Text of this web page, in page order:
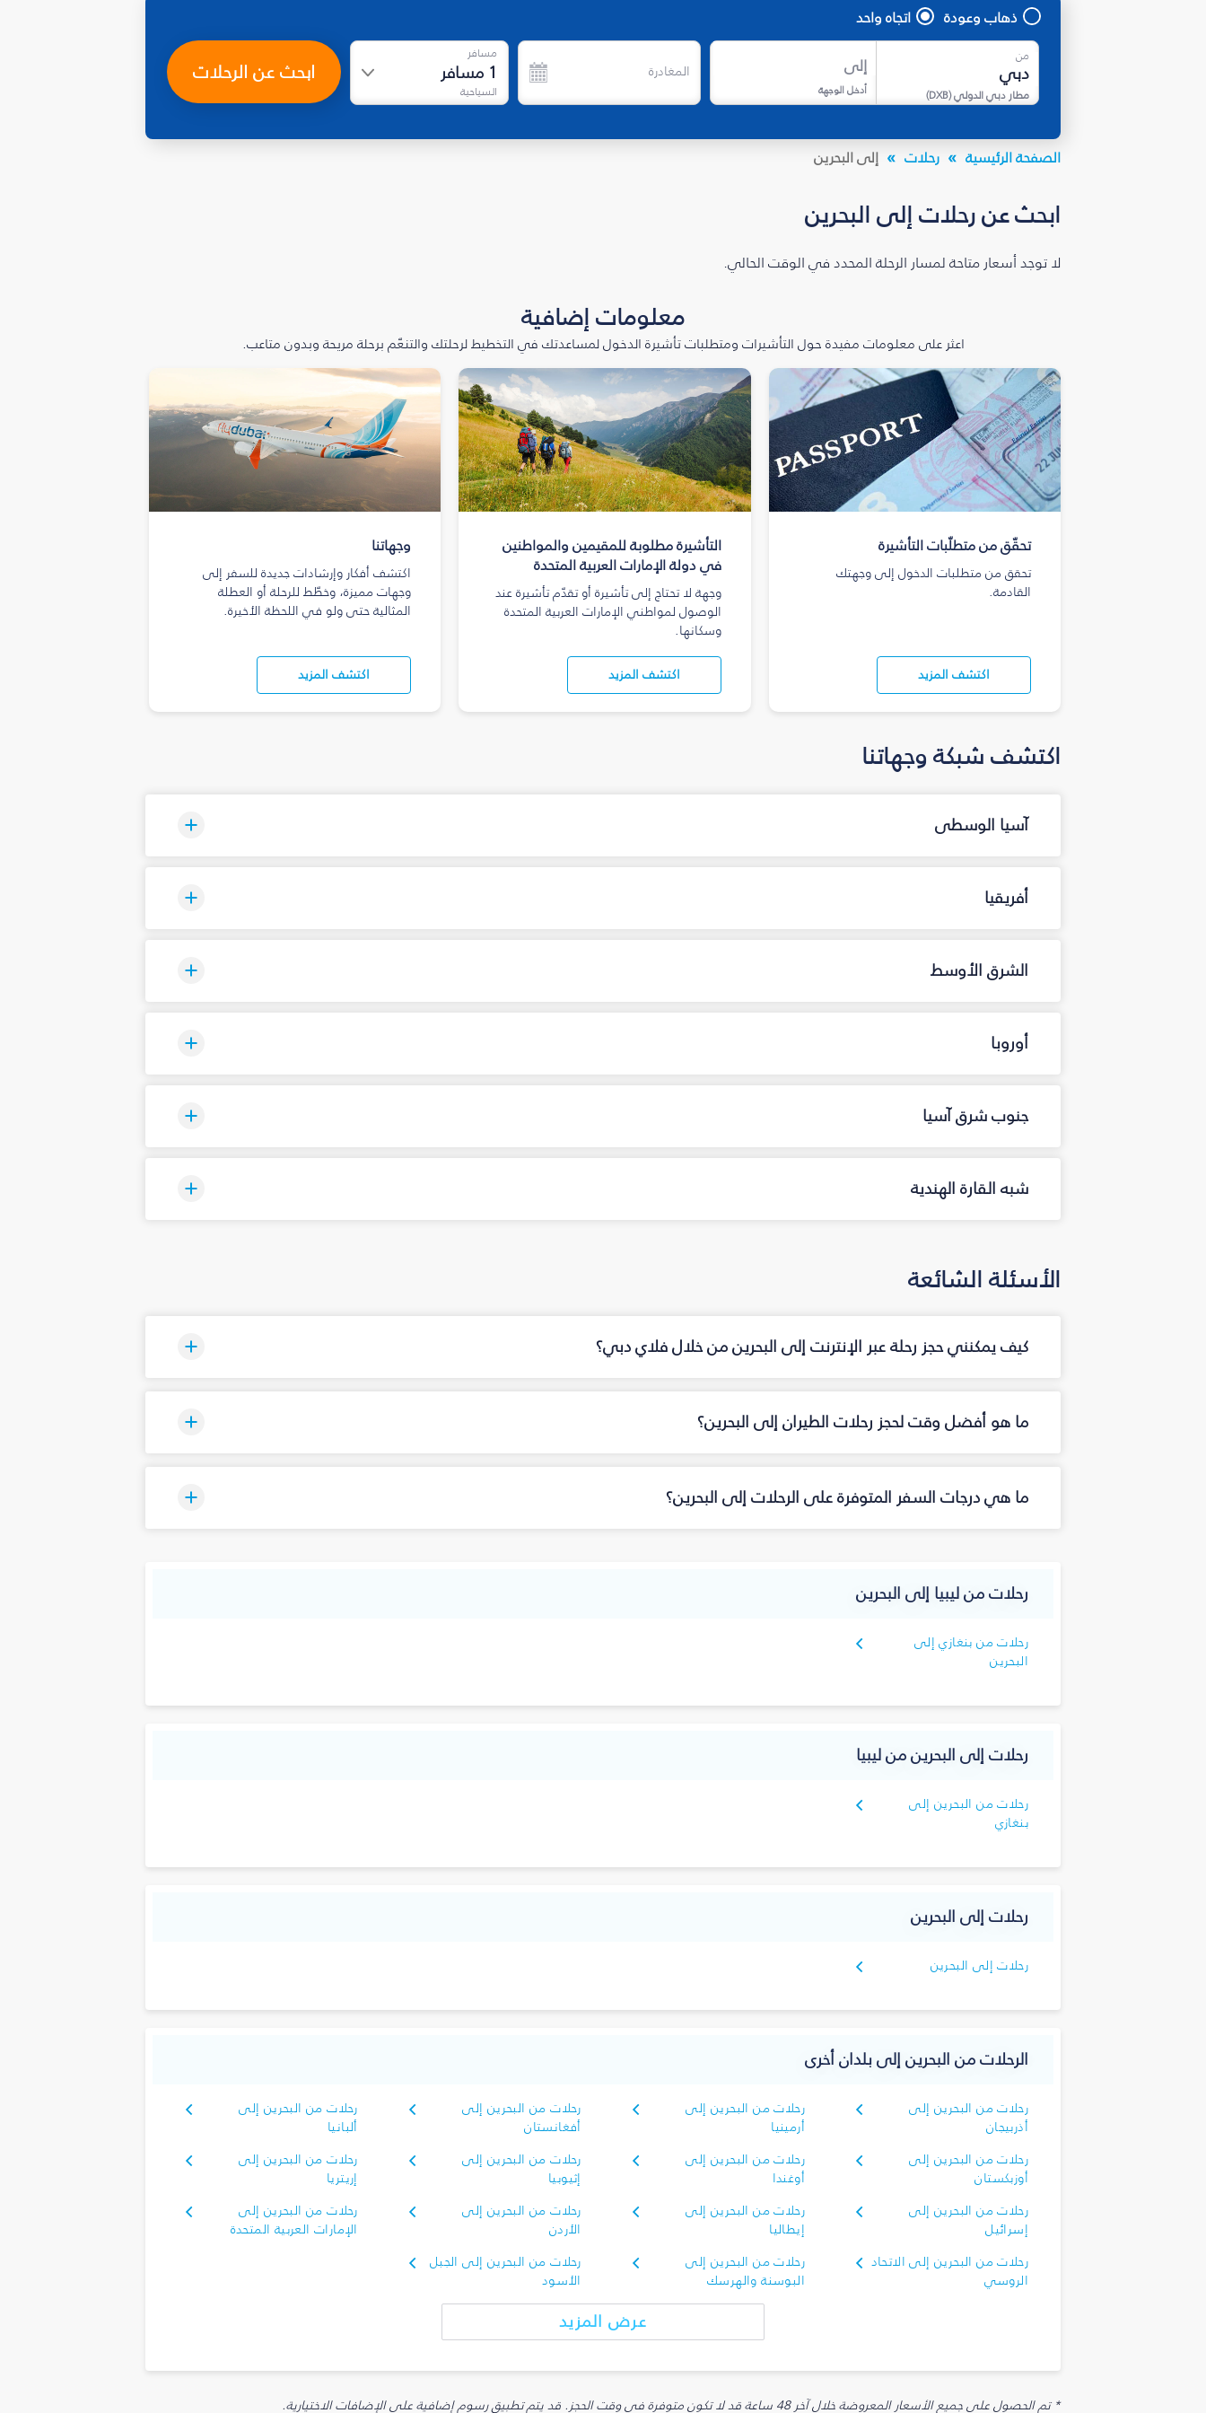
ذهاب وعودة اتجاه واحد
من
مطار دبي الدولي(
DXB
)
إلى
أدخل الوجهة
المغادرة
مسافر
1 مسافر
السياحية
ابحث عن الرحلات
الصفحة الرئيسية رحلات إلى البحرين
ابحث عن رحلات إلى البحرين
لا توجد أسعار متاحة لمسار الرحلة المحدد في الوقت الحالي.
معلومات إضافية
اعثر على معلومات مفيدة حول التأشيرات ومتطلبات تأشيرة الدخول لمساعدتك في التخطيط لرحلتك والتنعّم برحلة مريحة وبدون متاعب.
تحقّق من متطلّبات التأشيرة
تحقق من متطلبات الدخول إلى وجهتك
القادمة.
اكتشف المزيد
التأشيرة مطلوبة للمقيمين والمواطنين
في دولة الإمارات العربية المتحدة
وجهة لا تحتاج إلى تأشيرة أو تقدّم تأشيرة عند
الوصول لمواطني الإمارات العربية المتحدة
وسكانها.
اكتشف المزيد
وجهاتنا
اكتشف أفكار وإرشادات جديدة للسفر إلى
وجهات مميزة، وخطّط للرحلة أو العطلة
المثالية حتى ولو في اللحظة الأخيرة.
اكتشف المزيد
اكتشف شبكة وجهاتنا
آسيا الوسطى
أفريقيا
الشرق الأوسط
أوروبا
جنوب شرق آسيا
شبه القارة الهندية
الأسئلة الشائعة
كيف يمكنني حجز رحلة عبر الإنترنت إلى البحرين من خلال فلاي دبي؟
ما هو أفضل وقت لحجز رحلات الطيران إلى البحرين؟
ما هي درجات السفر المتوفرة على الرحلات إلى البحرين؟
رحلات من ليبيا إلى البحرين
رحلات من بنغازي إلى
البحرين
رحلات إلى البحرين من ليبيا
رحلات من البحرين إلى
بنغازي
رحلات إلى البحرين
رحلات إلى البحرين
الرحلات من البحرين إلى بلدان أخرى
رحلات من البحرين إلى
أذربيجان
رحلات من البحرين إلى
أرمينيا
رحلات من البحرين إلى
أفغانستان
رحلات من البحرين إلى
ألبانيا
رحلات من البحرين إلى
أوزبكستان
رحلات من البحرين إلى
أوغندا
رحلات من البحرين إلى
إثيوبيا
رحلات من البحرين إلى
إريتريا
رحلات من البحرين إلى
إسرائيل
رحلات من البحرين إلى
إيطاليا
رحلات من البحرين إلى
الأردن
رحلات من البحرين إلى
الإمارات العربية المتحدة
رحلات من البحرين إلى الاتحاد
الروسي
رحلات من البحرين إلى
البوسنة والهرسك
رحلات من البحرين إلى الجبل
الأسود
عرض المزيد
* تم الحصول على جميع الأسعار المعروضة خلال آخر 48 ساعة قد لا تكون متوفرة في وقت الحجز. قد يتم تطبيق رسوم إضافية على الإضافات الاختيارية.